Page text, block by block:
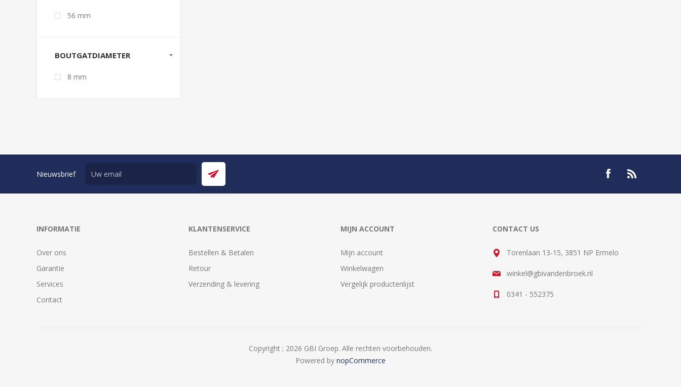
56 mm
BOUTGATDIAMETER
8 mm
Nieuwsbrief
INFORMATIE
Over ons
Garantie
Services
Contact
KLANTENSERVICE
Bestellen & Betalen
Retour
Verzending & levering
MIJN ACCOUNT
Mijn account
Winkelwagen
Vergelijk productenlijst
CONTACT US
Torenlaan 13-15, 3851 NP Ermelo
winkel@gbivandenbroek.nl
0341 - 552375
Copyright ; 2026 GBI Groep. Alle rechten voorbehouden.
Powered by nopCommerce